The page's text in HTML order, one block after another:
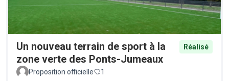
Un nouveau terrain de sport à la
zone verte des Ponts-Jumeaux
Réalisé
Proposition officielle 1